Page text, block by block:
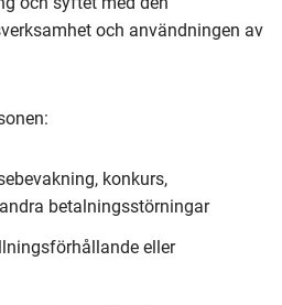
och användningen av
konkurs,
betalningsstörningar
eller